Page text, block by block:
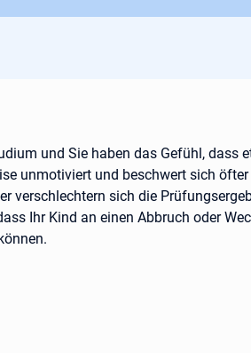
und Sie haben das Gefühl, dass
unmotiviert und beschwert sich öfter
verschlechtern sich die
Ihr Kind an einen Abbruch oder